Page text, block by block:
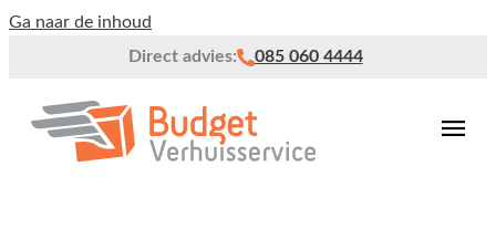
Ga naar de inhoud
Direct advies:
085 060 4444